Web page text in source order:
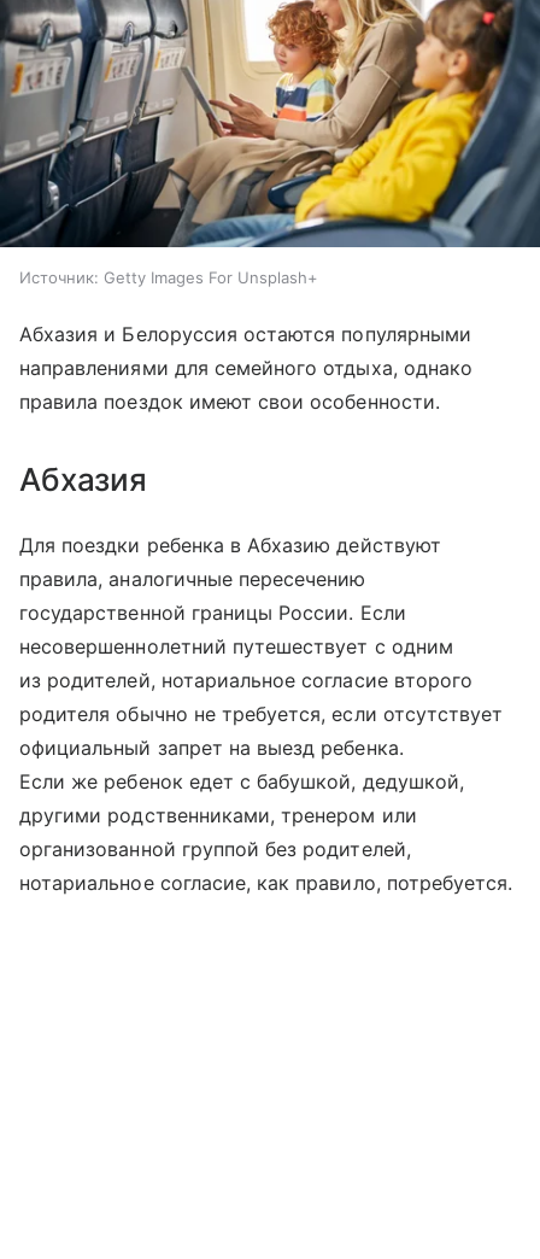
Источник: Getty Images For Unsplash+
Абхазия и Белоруссия остаются популярными
направлениями для семейного отдыха, однако
правила поездок имеют свои особенности.
Абхазия
Для поездки ребенка в Абхазию действуют
правила, аналогичные пересечению
государственной границы России. Если
несовершеннолетний путешествует с одним
из родителей, нотариальное согласие второго
родителя обычно не требуется, если отсутствует
официальный запрет на выезд ребенка.
Если же ребенок едет с бабушкой, дедушкой,
другими родственниками, тренером или
организованной группой без родителей,
нотариальное согласие, как правило, потребуется.